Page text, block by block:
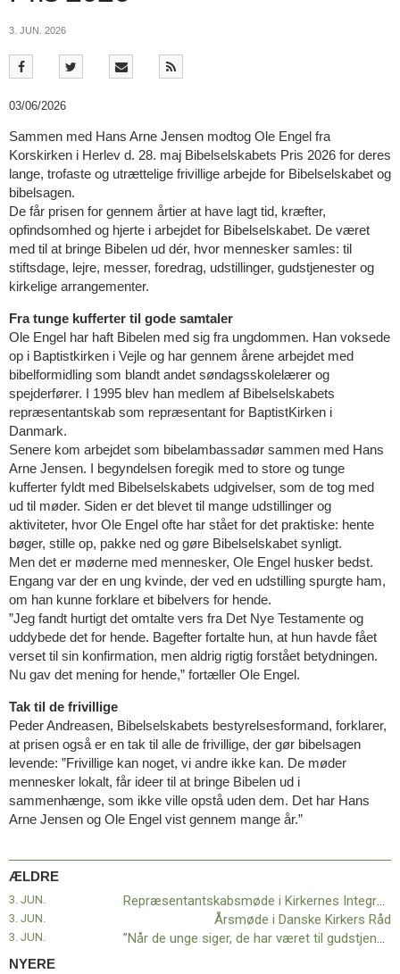
12.0:
Inspiration
Mission
BaptistKirken
Næste
indlæg:
Læs
hele
Biblen
på
to
årForrige
Repræsentantskabsmøde
Kirkernes
Integrationstjeneste
3. JUN. 2026
03/06/2026
Sammen med Hans Arne Jensen modtog Ole Engel fra
Korskirken i Herlev d. 28. maj Bibelselskabets Pris 2026 for deres
lange, trofaste og utrættelige frivillige arbejde for Bibelselskabet og
bibelsagen.
De får prisen for gennem årtier at have lagt tid, kræfter,
opfindsomhed og hjerte i arbejdet for Bibelselskabet. De været
med til at bringe Bibelen ud dér, hvor mennesker samles: til
stiftsdage, lejre, messer, foredrag, udstillinger, gudstjenester og
kirkelige arrangementer.
Fra tunge kufferter til gode samtaler
Ole Engel har haft Bibelen med sig fra ungdommen. Han voksede
op i Baptistkirken i Vejle og har gennem årene arbejdet med
bibelformidling som blandt andet søndagsskolelærer og
spejderfører. I 1995 blev han medlem af Bibelselskabets
repræsentantskab som repræsentant for BaptistKirken i
Danmark.
Senere kom arbejdet som bibelambassadør sammen med Hans
Arne Jensen. I begyndelsen foregik med to store og tunge
kufferter fyldt med Bibelselskabets udgivelser, som de tog med
ud til møder. Siden er det blevet til mange udstillinger og
aktiviteter, hvor Ole Engel ofte har stået for det praktiske: hente
bøger, stille op, pakke ned og gøre Bibelselskabet synligt.
Men det er møderne med mennesker, Ole Engel husker bedst.
Engang var der en ung kvinde, der ved en udstilling spurgte ham,
om han kunne forklare et bibelvers for hende.
”Jeg fandt hurtigt det omtalte vers fra Det Nye Testamente og
uddybede det for hende. Bagefter fortalte hun, at hun havde fået
verset til sin konfirmation, men aldrig rigtig forstået betydningen.
Nu gav det mening for hende,” fortæller Ole Engel.
Tak til de frivillige
Peder Andreasen, Bibelselskabets bestyrelsesformand, forklarer,
at prisen også er en tak til alle de frivillige, der gør bibelsagen
levende: ”Frivillige kan noget, vi andre ikke kan. De møder
mennesker lokalt, får ideer til at bringe Bibelen ud i
sammenhænge, som ikke ville opstå uden dem. Det har Hans
Arne Jensen og Ole Engel vist gennem mange år.”
ÆLDRE
3. JUN. Repræsentantskabsmøde i Kirkernes Integrationstjeneste
3. JUN. Årsmøde i Danske Kirkers Råd
3. JUN. ”Når de unge siger, de har været til gudstjeneste, hvad mener de så?”
NYERE